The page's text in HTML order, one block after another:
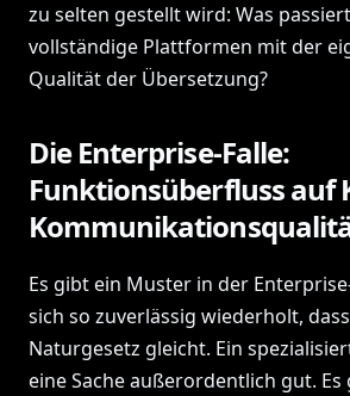
zu selten gestellt wird: Was
vollständige Plattformen mit der
Qualität der Übersetzung?
Die Enterprise-Falle:
Funktionsüberfluss auf
Es gibt ein Muster in der
sich so zuverlässig wiederholt,
Naturgesetz gleicht. Ein
eine Sache außerordentlich gut. Es